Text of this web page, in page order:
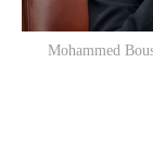
Mohammed